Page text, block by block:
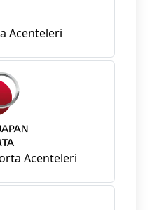
Acenteleri
Acenteleri